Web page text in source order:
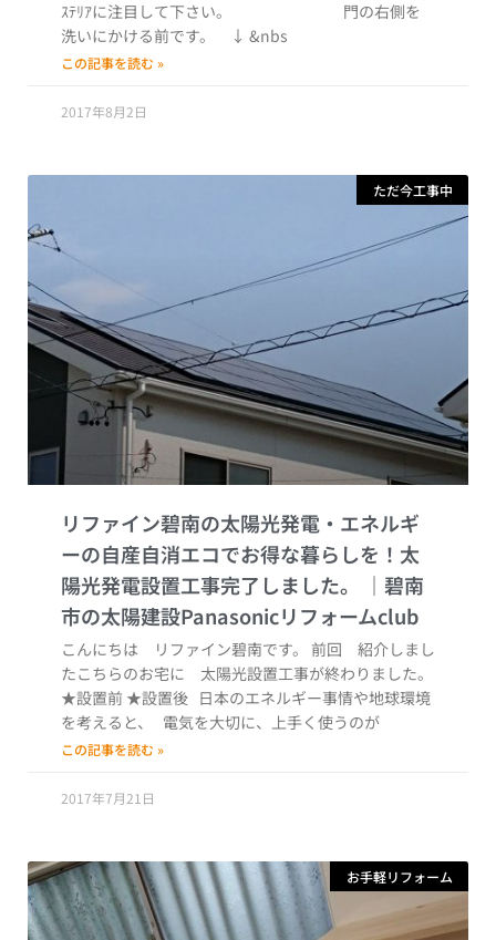
ｽﾃﾘｱに注目して下さい。 門の右側を
洗いにかける前です。 ↓ &nbs
この記事を読む »
2017年8月2日
ただ今工事中
リファイン碧南の太陽光発電・エネルギ
ーの自産自消エコでお得な暮らしを！太
陽光発電設置工事完了しました。
こんにちは リファイン碧南です。 前回 紹介しまし
たこちらのお宅に 太陽光設置工事が終わりました。
★設置前 ★設置後 日本のエネルギー事情や地球環境
を考えると、 電気を大切に、上手く使うのが
この記事を読む »
2017年7月21日
お手軽リフォーム